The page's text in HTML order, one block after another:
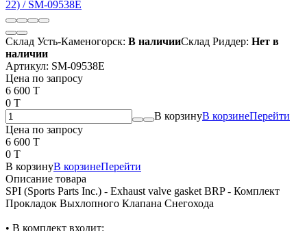
Склад Усть-Каменогорск: В наличииСклад Риддер: Нет в
наличии
Артикул: SM-09538E
Цена по запросу
6 600 T
0 T
В корзинуВ корзинеПерейти
Цена по запросу
6 600 T
0 T
В корзинуВ корзинеПерейти
Описание товара
SPI (Sports Parts Inc.) - Exhaust valve gasket BRP - Комплект
Прокладок Выхлопного Клапана Снегохода
• В комплект входит: